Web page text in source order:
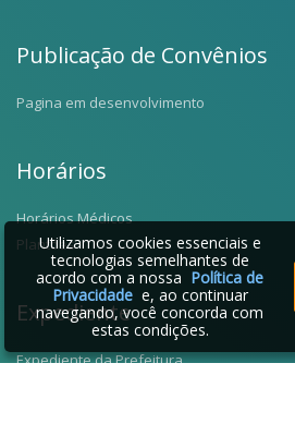
Publicação de Convênios
Pagina em desenvolvimento
Horários
Horários Médicos
Plantões
Expediente
Expediente da Prefeitura
Utilizamos cookies essenciais e
tecnologias semelhantes de
acordo com a nossa Política de
Privacidadee, ao continuar
navegando, você concorda com
estas condições.